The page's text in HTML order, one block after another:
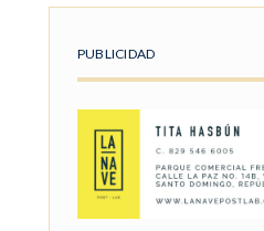
PUBLICIDAD